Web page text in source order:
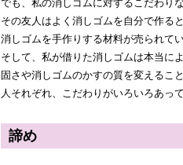
でも、私の消しゴムに対するこだわり
その友人はよく消しゴムを自分で作る
消しゴムを手作りする材料が売られて
そして、私が借りた消しゴムは本当に
固さや消しゴムのかすの質を変えるこ
人それぞれ、こだわりがいろいろあっ
諦め